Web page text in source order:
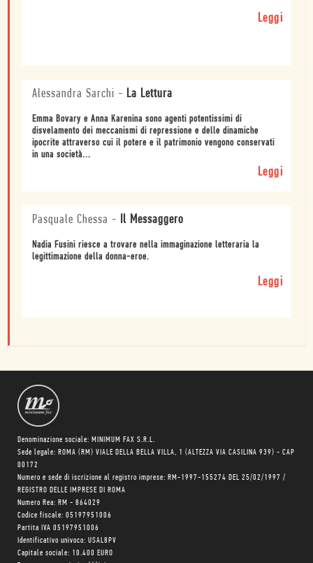
Leggi
Alessandra Sarchi - La Lettura
Emma Bovary e Anna Karenina sono agenti potentissimi di
disvelamento dei meccanismi di repressione e delle dinamiche
ipocrite attraverso cui il potere e il patrimonio vengono conservati
in una società...
Leggi
Pasquale Chessa - Il Messaggero
Nadia Fusini riesce a trovare nella immaginazione letteraria la
legittimazione della donna-eroe.
Leggi
Denominazione sociale: MINIMUM FAX S.R.L.
Sede legale: ROMA (RM) VIALE DELLA BELLA VILLA, 1 (ALTEZZA VIA CASILINA 939) - CAP
00172
Numero e sede di iscrizione al registro imprese: RM-1997-155274 DEL 25/02/1997 /
REGISTRO DELLE IMPRESE DI ROMA
Numero Rea: RM - 864029
Codice fiscale: 05197951006
Partita IVA 05197951006
Identificativo univoco: USAL8PV
Capitale sociale: 10.400 EURO